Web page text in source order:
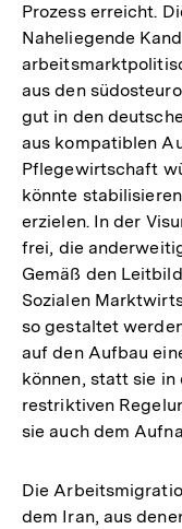
Prozess erreicht.
Naheliegende
aus den
gut in den
aus kompatiblen
Pflegewirtschaft
könnte
erzielen. In der
frei, die
Gemäß den
Sozialen
so gestaltet
auf den Aufbau
können, statt sie
restriktiven
sie auch dem
Die
dem Iran, aus